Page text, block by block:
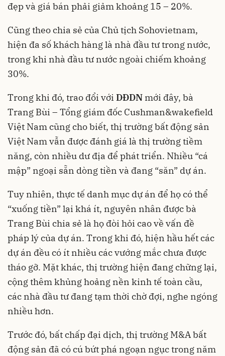
đẹp và giá bán phải giảm khoảng 15 – 20%.
Cũng theo chia sẻ của Chủ tịch Sohovietnam,
hiện đa số khách hàng là nhà đầu tư trong nước,
trong khi nhà đầu tư nước ngoài chiếm khoảng
30%.
Trong khi đó, trao đổi với DĐDN mới đây, bà
Trang Bùi – Tổng giám đốc Cushman&wakefield
Việt Nam cũng cho biết, thị trường bất động sản
Việt Nam vẫn được đánh giá là thị trường tiềm
năng, còn nhiều dư địa để phát triển. Nhiều “cá
mập” ngoại sẵn dòng tiền và đang “săn” dự án.
Tuy nhiên, thực tế danh mục dự án để họ có thể
“xuống tiền” lại khá ít, nguyên nhân được bà
Trang Bùi chia sẻ là họ đòi hỏi cao về vấn đề
pháp lý của dự án. Trong khi đó, hiện hầu hết các
dự án đều có ít nhiều các vướng mắc chưa được
tháo gỡ. Mặt khác, thị trường hiện đang chững lại,
cộng thêm khủng hoảng nền kinh tế toàn cầu,
các nhà đầu tư đang tạm thời chờ đợi, nghe ngóng
nhiều hơn.
Trước đó, bất chấp đại dịch, thị trường M&A bất
động sản đã có cú bứt phá ngoạn ngục trong năm